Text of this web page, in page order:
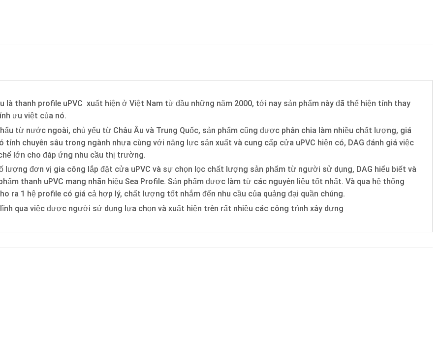
thanh profile uPVC xuất hiện ở Việt Nam từ đầu những năm 2000, tới nay sản phẩm này đã thể hiện tính thay
ưu việt của nó.
từ nước ngoài, chủ yếu từ Châu Âu và Trung Quốc, sản phẩm cũng được phân chia làm nhiều chất lượng, giá
chuyên sâu trong ngành nhựa cùng với năng lực sản xuất và cung cấp cửa uPVC hiện có, DAG đánh giá việc
lớn cho đáp ứng nhu cầu thị trường.
đơn vị gia công lắp đặt cửa uPVC và sự chọn lọc chất lượng sản phẩm từ người sử dụng, DAG hiểu biết và
thanh uPVC mang nhãn hiệu Sea Profile. Sản phẩm được làm từ các nguyên liệu tốt nhất. Và qua hệ thống
ra 1 hệ profile có giá cả hợp lý, chất lượng tốt nhắm đến nhu cầu của quảng đại quần chúng.
qua việc được người sử dụng lựa chọn và xuất hiện trên rất nhiều các công trình xây dựng